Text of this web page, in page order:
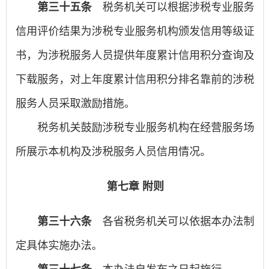
第三十五条 税务机关可以根据涉税专业服务
信用评价结果为涉税专业服务机构颁发信用等级证
书，为涉税服务人员提供年度累计信用积分查询及
下载服务，对上年度累计信用积分排名靠前的涉税
服务人员采取激励措施。
税务机关鼓励涉税专业服务机构在经营服务场
所展示本机构及涉税服务人员信用情况。
第七章 附则
第三十六条 各省税务机关可以依据本办法制
定具体实施办法。